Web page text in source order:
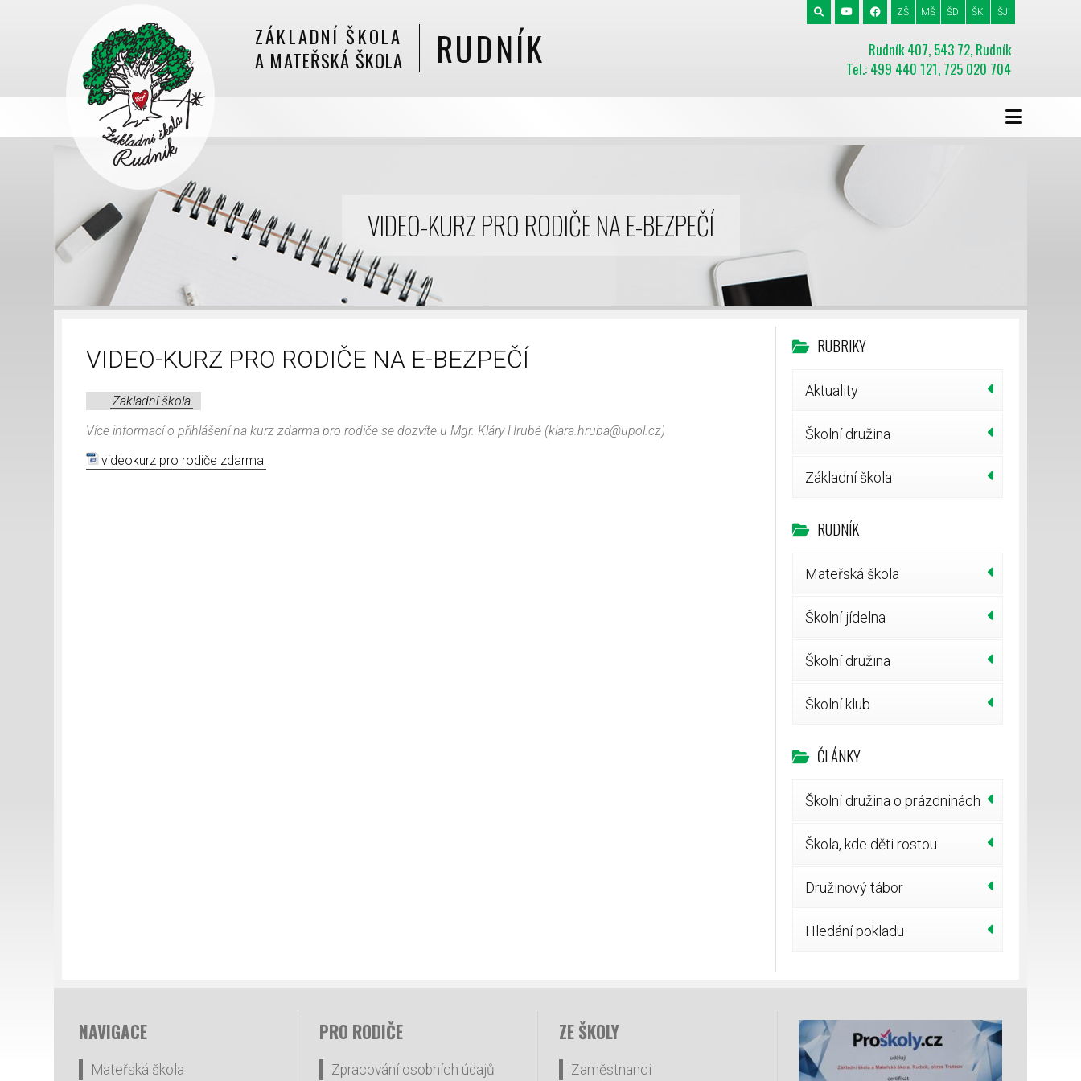
ZÁKLADNÍ ŠKOLA
A MATEŘSKÁ ŠKOLA
RUDNÍK
Rudník 407, 543 72, Rudník
Tel.: 499 440 121, 725 020 704
ZŠ MŠ ŠD ŠK ŠJ
VIDEO-KURZ PRO RODIČE NA E-BEZPEČÍ
VIDEO-KURZ PRO RODIČE NA E-BEZPEČÍ
Základní škola
Více informací o přihlášení na kurz zdarma pro rodiče se dozvíte u Mgr. Kláry Hrubé (klara.hruba@upol.cz)
videokurz pro rodiče zdarma
RUBRIKY
Aktuality
Školní družina
Základní škola
RUDNÍK
Mateřská škola
Školní jídelna
Školní družina
Školní klub
ČLÁNKY
Školní družina o prázdninách
Škola, kde děti rostou
Družinový tábor
Hledání pokladu
NAVIGACE
Mateřská škola
PRO RODIČE
Zpracování osobních údajů
ZE ŠKOLY
Zaměstnanci